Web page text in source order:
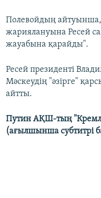
Полевойдың айтуынша,
жариялануына Ресей
жауабына қарайды".
Ресей президенті
Мәскеудің "әзірге"
айтты.
Путин АҚШ-тың
(ағылшынша субтитрі